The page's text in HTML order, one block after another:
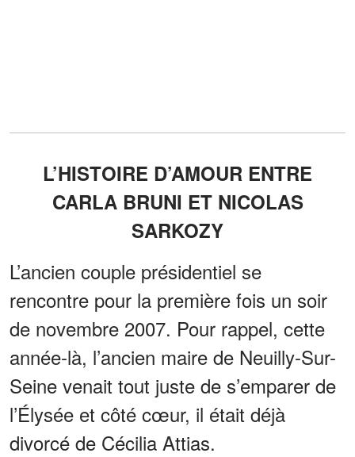
L’HISTOIRE D’AMOUR ENTRE
CARLA BRUNI ET NICOLAS
SARKOZY
L’ancien couple présidentiel se
rencontre pour la première fois un soir
de novembre 2007. Pour rappel, cette
année-là, l’ancien maire de Neuilly-Sur-
Seine venait tout juste de s’emparer de
l’Élysée et côté cœur, il était déjà
divorcé de Cécilia Attias.